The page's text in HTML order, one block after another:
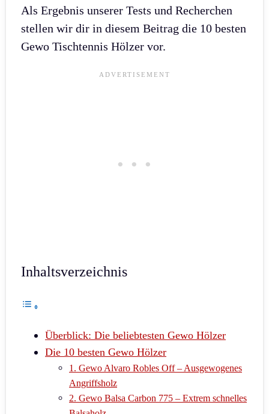
Als Ergebnis unserer Tests und Recherchen
stellen wir dir in diesem Beitrag die 10 besten
Gewo Tischtennis Hölzer vor.
Inhaltsverzeichnis
Überblick: Die beliebtesten Gewo Hölzer
Die 10 besten Gewo Hölzer
1. Gewo Alvaro Robles Off – Ausgewogenes
Angriffsholz
2. Gewo Balsa Carbon 775 – Extrem schnelles